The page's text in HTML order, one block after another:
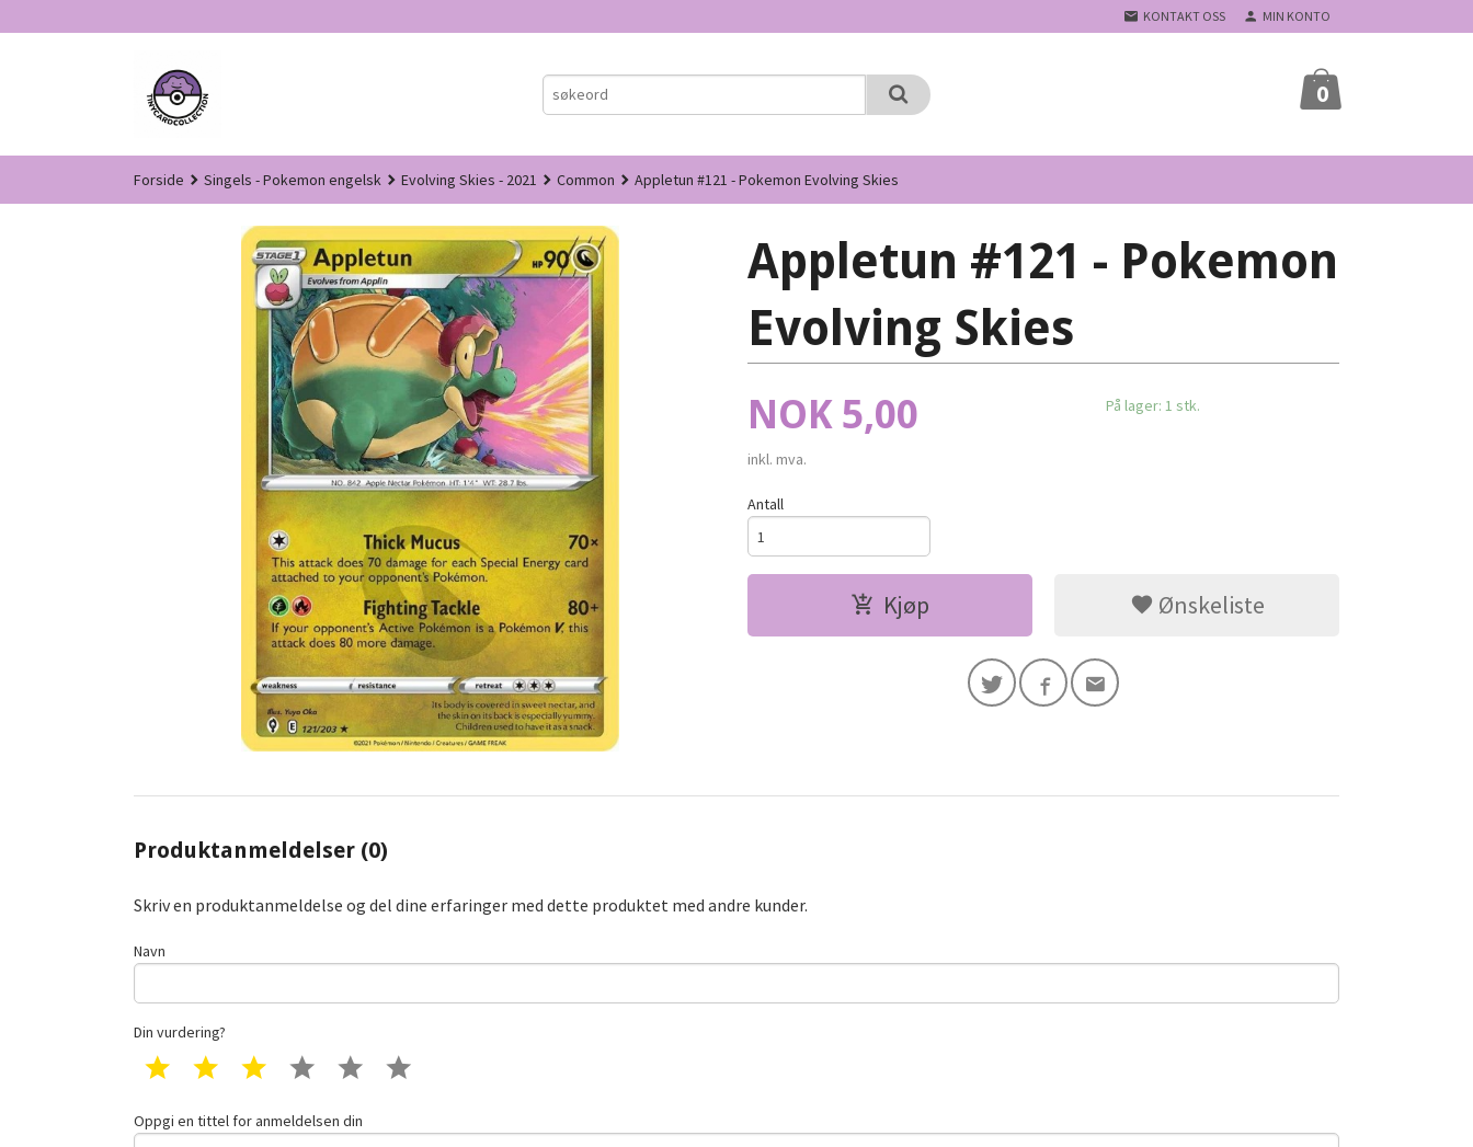
til
KONTAKT OSS MIN KONTO
0
Forside Singels - Pokemon engelsk Evolving Skies - 2021 Common Appletun #121 - Pokemon Evolving Skies
Appletun #121 - Pokemon
Evolving Skies
Pris
NOK 5,00
inkl. mva.
På lager: 1 stk.
Antall
Kjøp Ønskeliste
Produktanmeldelser (0)
Skriv en produktanmeldelse og del dine erfaringer med dette produktet med andre kunder.
Navn
Din vurdering?
1 star 2 star 3 star 4 star 5 star
Oppgi en tittel for anmeldelsen din